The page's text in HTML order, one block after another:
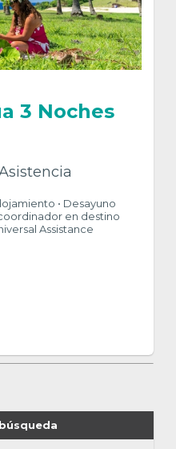
3 Noches
• Desayuno
coordinador en destino
Assistance